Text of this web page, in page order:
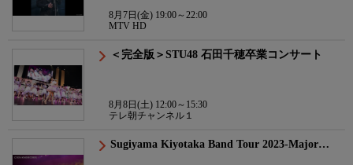
8月7日(金) 19:00～22:00
MTV HD
＜完全版＞STU48 石田千穂卒業コンサート
8月8日(土) 12:00～15:30
テレ朝チャンネル１
Sugiyama Kiyotaka Band Tour 2023-Major…